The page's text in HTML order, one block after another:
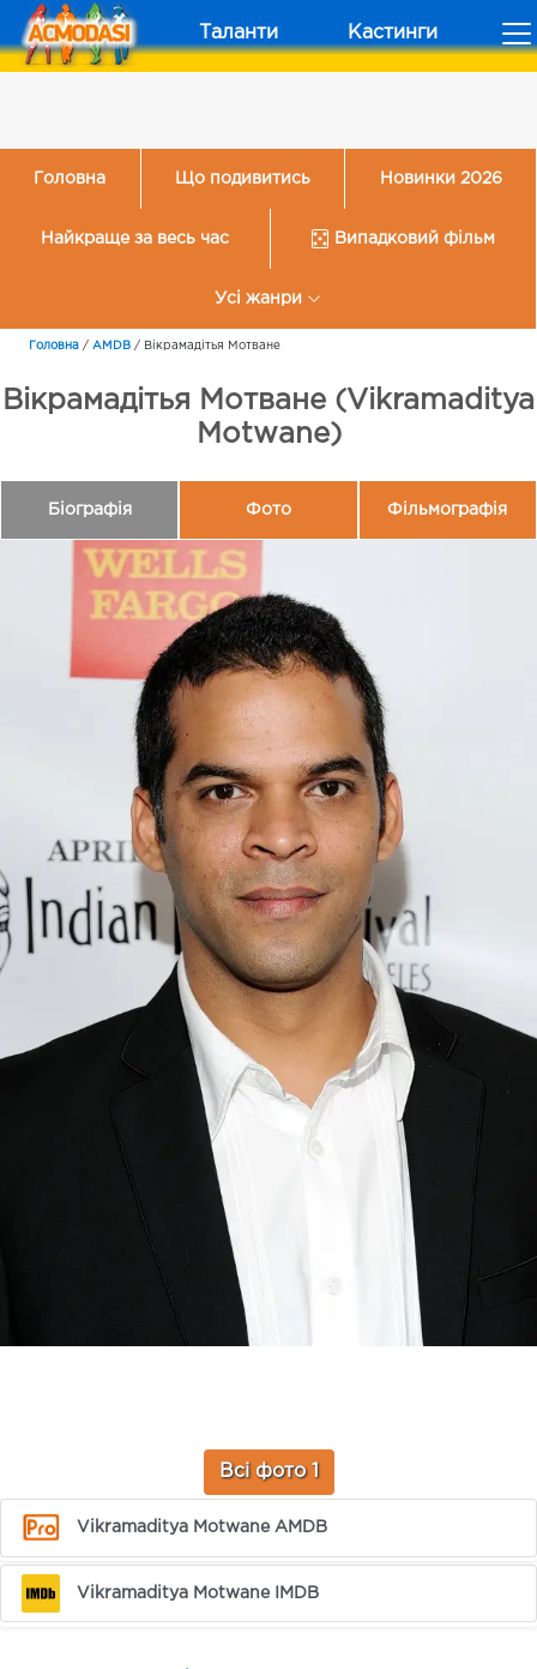
Таланти Кастинги
Головна Що подивитись Новинки 2026
Найкраще за весь час Випадковий фільм
Усі жанри
Головна / AMDB / Вікрамадітья Мотване
Вікрамадітья Мотване (Vikramaditya
Motwane)
Біографія Фото Фільмографія
Всі фото 1
Vikramaditya Motwane AMDB
Vikramaditya Motwane IMDB